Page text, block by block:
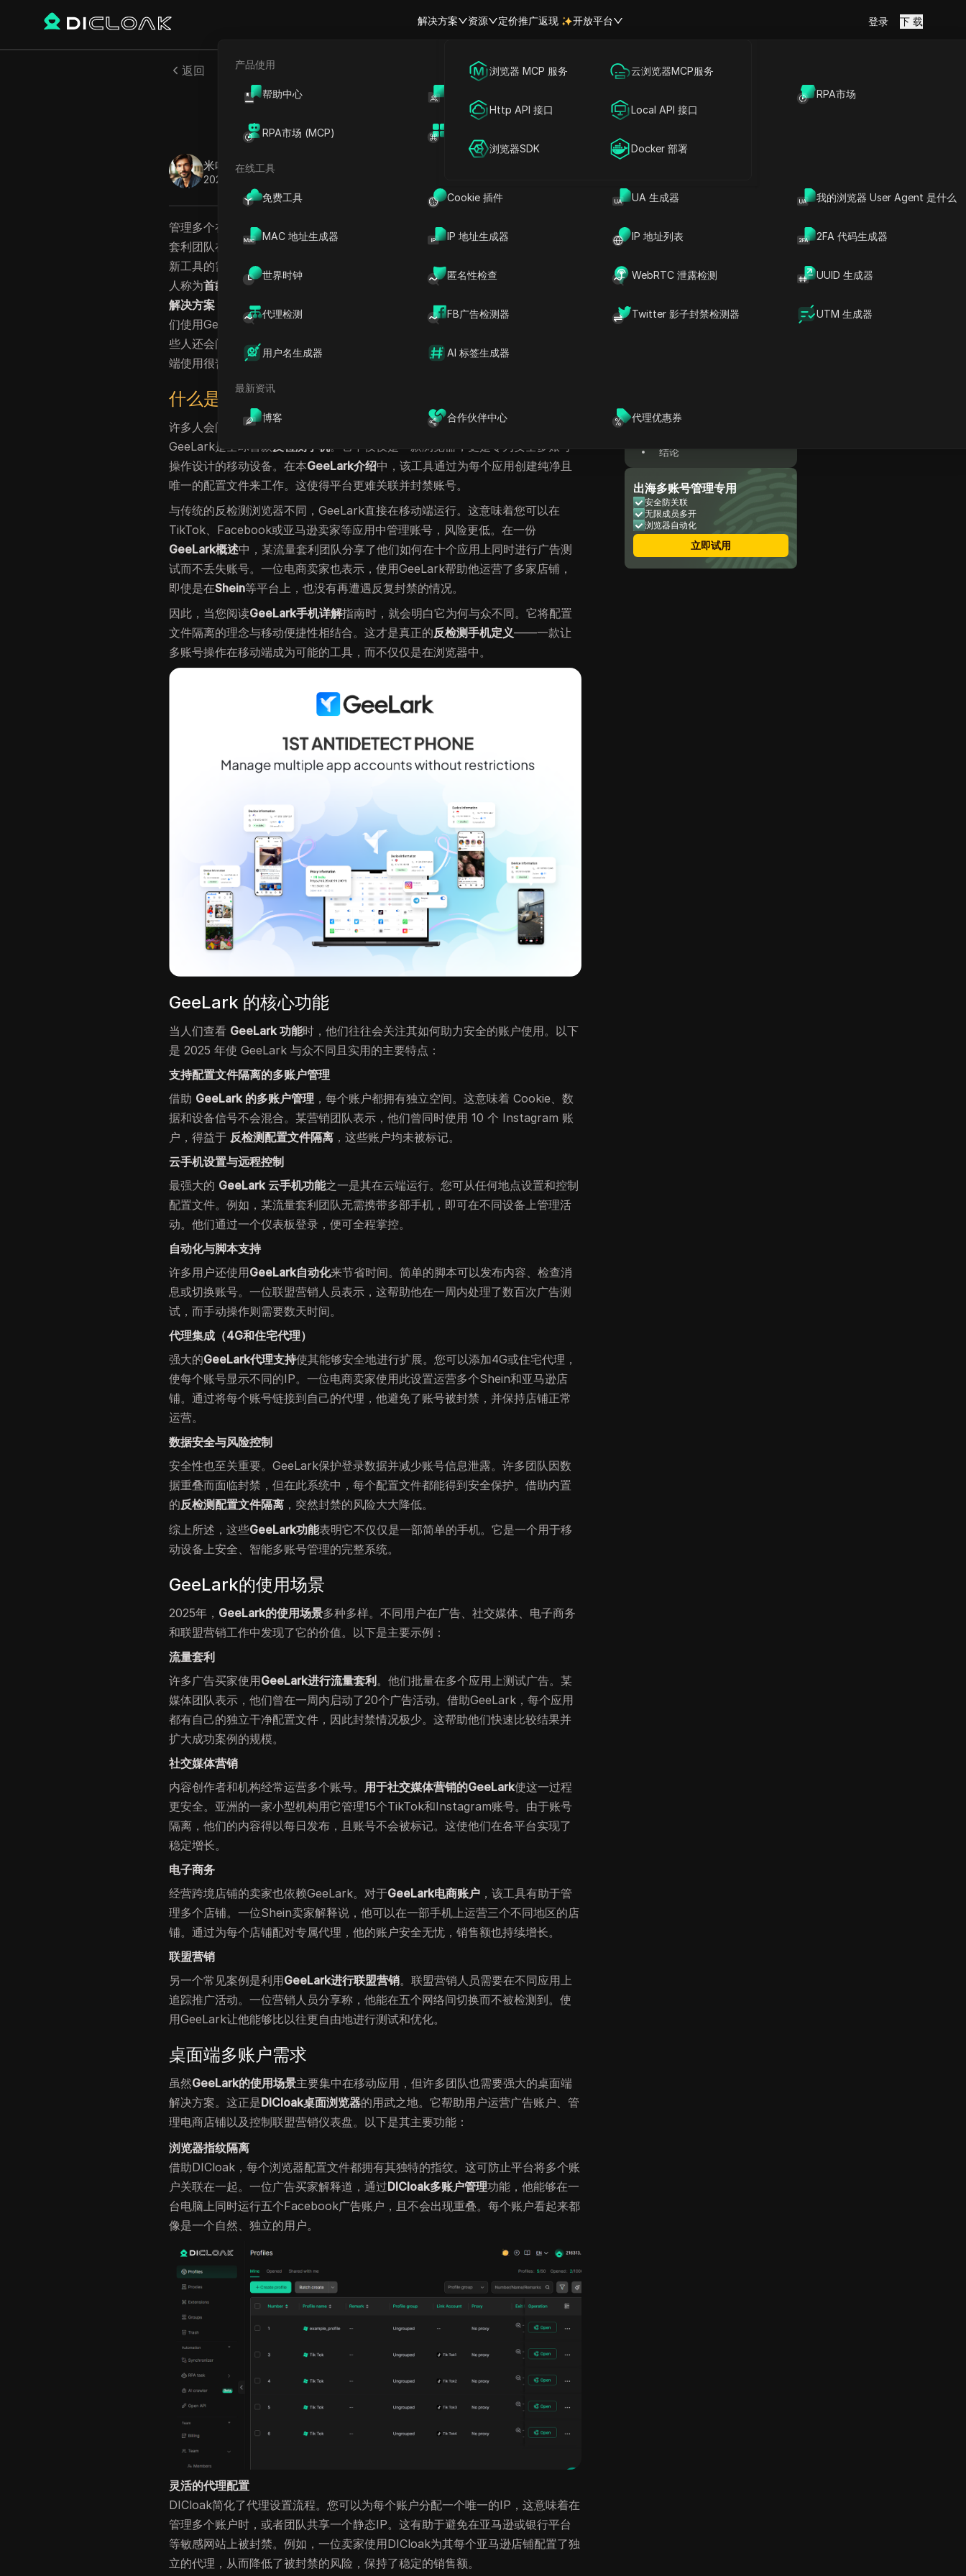
解决方案
海外社媒营销
广告投放
账号共享
资源
产品使用
帮助中心 RPA市场
RPA市场 (MCP)
在线工具
免费工具 Cookie 插件 UA 生成器 我的浏览器 User Agent 是什么
MAC 地址生成器 IP 地址生成器 IP 地址列表 2FA 代码生成器
世界时钟 匿名性检查 WebRTC 泄露检测 UUID 生成器
代理检测 FB广告检测器 Twitter 影子封禁检测器 UTM 生成器
用户名生成器 AI 标签生成器
最新资讯
博客 合作伙伴中心 代理优惠券
定价推广返现 开放平台
浏览器 MCP 服务 云浏览器MCP服务
Http API 接口 Local API 接口
浏览器SDK Docker 部署
登录 下 载
返回
GeeLark 2025 评测：首款用于多账户管理的反检
测手机
米哈伊尔·科兹洛夫
2025年9月
管理多个在线账户从来不是一件容易的事。社交媒体营销人员、电商卖家和流量
套利团队在尝试从一台设备登录时，经常会面临封号问题。这就是为什么现在对
新工具的需求日益增长。在这篇
2025年GeeLark评测中，我们来看看这款被许多
人称为首款反检测手机 的产品。GeeLark是一款专为移动应用打造的
解决方案 ，它带来了一种规避风险的新方式。例如，某广告 agency 分享称，他
们使用GeeLark在多个应用上测试了数十个广告活动，且没有丢失任何账户。有
些人还会问
GeeLark与反检测浏览器的对比
，因为像DICloak这样的浏览器在桌面
端使用很普遍。本文将解析GeeLark的定位、功能以及它在2025年的重要性。
什么是GeeLark？
许多人会问， 什么是 GeeLark
，它与其他工具的区别是什么？简单来说，
GeeLark是全球首款反检测手机。它不仅仅是一款浏览器，更是专为安全多账号
操作设计的移动设备。在本GeeLark介绍中，该工具通过为每个应用创建纯净且
唯一的配置文件来工作。这使得平台更难关联并封禁账号。
与传统的反检测浏览器不同，GeeLark直接在移动端运行。这意味着您可以在
TikTok、Facebook或亚马逊卖家等应用中管理账号，风险更低。在一份
GeeLark概述中，某流量套利团队分享了他们如何在十个应用上同时进行广告测
试而不丢失账号。一位电商卖家也表示，使用GeeLark帮助他运营了多家店铺，
即使是在Shein等平台上，也没有再遭遇反复封禁的情况。
因此，当您阅读GeeLark手机详解指南时，就会明白它为何与众不同。它将配置
文件隔离的理念与移动便捷性相结合。这才是真正的反检测手机定义——一款让
多账号操作在移动端成为可能的工具，而不仅仅是在浏览器中。
GeeLark 的核心功能
当人们查看 GeeLark 功能时，他们往往会关注其如何助力安全的账户使用。以下
是 2025 年使 GeeLark 与众不同且实用的主要特点：
支持配置文件隔离的多账户管理
借助 GeeLark 的多账户管理 ，每个账户都拥有独立空间。这意味着 Cookie、数
据和设备信号不会混合。某营销团队表示，他们曾同时使用 10 个 Instagram 账
户，得益于 反检测配置文件隔离 ，这些账户均未被标记。
云手机设置与远程控制
最强大的 GeeLark 云手机功能之一是其在云端运行。您可从任何地点设置和控制
配置文件。例如，某流量套利团队无需携带多部手机，即可在不同设备上管理活
动。他们通过一个仪表板登录，便可全程掌控。
自动化与脚本支持
许多用户还使用GeeLark自动化来节省时间。简单的脚本可以发布内容、检查消
息或切换账号。一位联盟营销人员表示，这帮助他在一周内处理了数百次广告测
试，而手动操作则需要数天时间。
代理集成（4G和住宅代理）
强大的GeeLark代理支持使其能够安全地进行扩展。您可以添加4G或住宅代理，
使每个账号显示不同的IP。一位电商卖家使用此设置运营多个Shein和亚马逊店
铺。通过将每个账号链接到自己的代理，他避免了账号被封禁，并保持店铺正常
运营。
数据安全与风险控制
安全性也至关重要。GeeLark保护登录数据并减少账号信息泄露。许多团队因数
据重叠而面临封禁，但在此系统中，每个配置文件都能得到安全保护。借助内置
的反检测配置文件隔离 ，突然封禁的风险大大降低。
综上所述，这些GeeLark功能表明它不仅仅是一部简单的手机。它是一个用于移
动设备上安全、智能多账号管理的完整系统。
GeeLark的使用场景
2025年， GeeLark的使用场景多种多样。不同用户在广告、社交媒体、电子商务
和联盟营销工作中发现了它的价值。以下是主要示例：
流量套利
许多广告买家使用GeeLark进行流量套利 。他们批量在多个应用上测试广告。某
媒体团队表示，他们曾在一周内启动了20个广告活动。借助GeeLark，每个应用
都有自己的独立干净配置文件，因此封禁情况极少。这帮助他们快速比较结果并
扩大成功案例的规模。
社交媒体营销
内容创作者和机构经常运营多个账号。 用于社交媒体营销的GeeLark使这一过程
更安全。亚洲的一家小型机构用它管理15个TikTok和Instagram账号。由于账号
隔离，他们的内容得以每日发布，且账号不会被标记。这使他们在各平台实现了
稳定增长。
电子商务
经营跨境店铺的卖家也依赖GeeLark。对于GeeLark电商账户 ，该工具有助于管
理多个店铺。一位Shein卖家解释说，他可以在一部手机上运营三个不同地区的店
铺。通过为每个店铺配对专属代理，他的账户安全无忧，销售额也持续增长。
联盟营销
另一个常见案例是利用GeeLark进行联盟营销。联盟营销人员需要在不同应用上
追踪推广活动。一位营销人员分享称，他能在五个网络间切换而不被检测到。使
用GeeLark让他能够比以往更自由地进行测试和优化。
桌面端多账户需求
虽然GeeLark的使用场景主要集中在移动应用，但许多团队也需要强大的桌面端
解决方案。这正是DICloak桌面浏览器的用武之地。它帮助用户运营广告账户、管
理电商店铺以及控制联盟营销仪表盘。以下是其主要功能：
浏览器指纹隔离
借助DICloak，每个浏览器配置文件都拥有其独特的指纹。这可防止平台将多个账
户关联在一起。一位广告买家解释道，通过DICloak多账户管理功能，他能够在一
台电脑上同时运行五个Facebook广告账户，且不会出现重叠。每个账户看起来都
像是一个自然、独立的用户。
灵活的代理配置
DICloak简化了代理设置流程。您可以为每个账户分配一个唯一的IP，这意味着在
管理多个账户时，或者团队共享一个静态IP。这有助于避免在亚马逊或银行平台
等敏感网站上被封禁。例如，一位卖家使用DICloak为其每个亚马逊店铺配置了独
立的代理，从而降低了被封禁的风险，保持了稳定的销售额。
文章内容
常见问题解答 – 2025 年的
结论
出海多账号管理专用
安全防关联
无限成员多开
浏览器自动化
立即试用